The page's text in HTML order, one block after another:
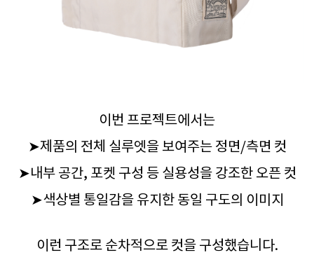
이번 프로젝트에서는
➤제품의 전체 실루엣을 보여주는 정면/측면 컷
➤내부 공간, 포켓 구성 등 실용성을 강조한 오픈 컷
➤색상별 통일감을 유지한 동일 구도의 이미지
이런 구조로 순차적으로 컷을 구성했습니다.